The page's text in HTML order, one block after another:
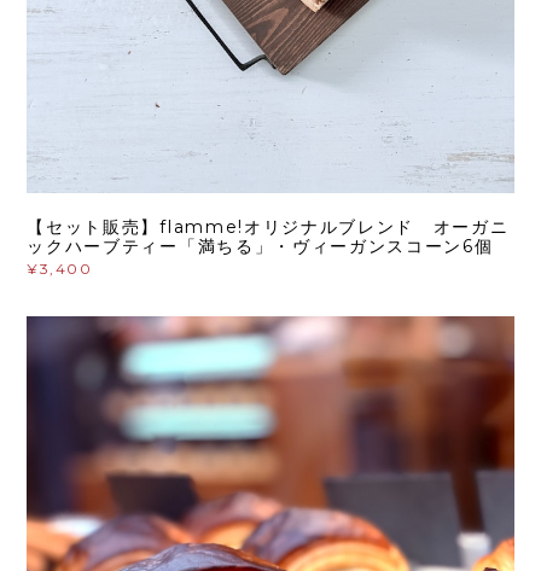
【セット販売】flamme!オリジナルブレンド オーガニ
ックハーブティー「満ちる」・ヴィーガンスコーン6個
¥3,400